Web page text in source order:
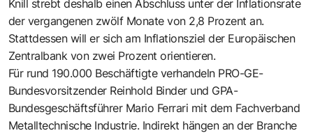
Knill strebt deshalb einen Abschluss unter der Inflationsrate
der vergangenen zwölf Monate von 2,8 Prozent an.
Stattdessen will er sich am Inflationsziel der Europäischen
Zentralbank von zwei Prozent orientieren.
Für rund 190.000 Beschäftigte verhandeln PRO-GE-
Bundesvorsitzender Reinhold Binder und GPA-
Bundesgeschäftsführer Mario Ferrari mit dem Fachverband
Metalltechnische Industrie. Indirekt hängen an der Branche